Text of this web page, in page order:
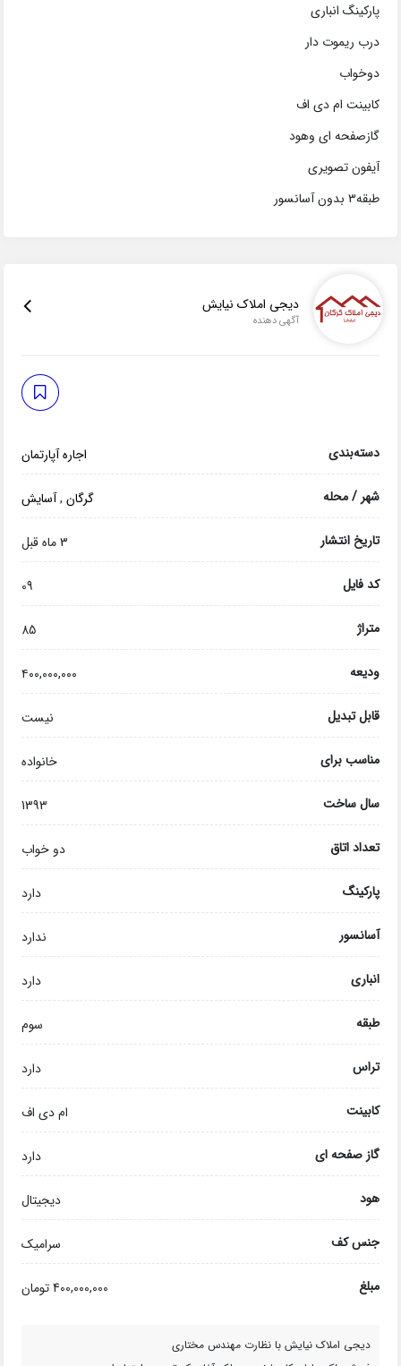
پارکینگ انباری
درب ریموت دار
دوخواب
کابینت ام دی اف
گازصفحه ای وهود
آیفون تصویری
طبقه۳ بدون آسانسور
دیجی املاک نیایش
آگهی دهنده
دسته‌بندی اجاره آپارتمان
شهر / محله گرگان,آسایش
تاریخ انتشار 3 ماه قبل
کد فایل 09
متراژ 85
ودیعه ۴۰۰,۰۰۰,۰۰۰
قابل تبدیل نیست
مناسب برای خانواده
سال ساخت 1393
تعداد اتاق دو خواب
پارکینگ دارد
آسانسور ندارد
انباری دارد
طبقه سوم
تراس دارد
کابینت ام دی اف
گاز صفحه ای دارد
هود دیجیتال
جنس کف سرامیک
مبلغ 400,000,000 تومان
دیجی املاک نیایش با نظارت مهندس مختاری